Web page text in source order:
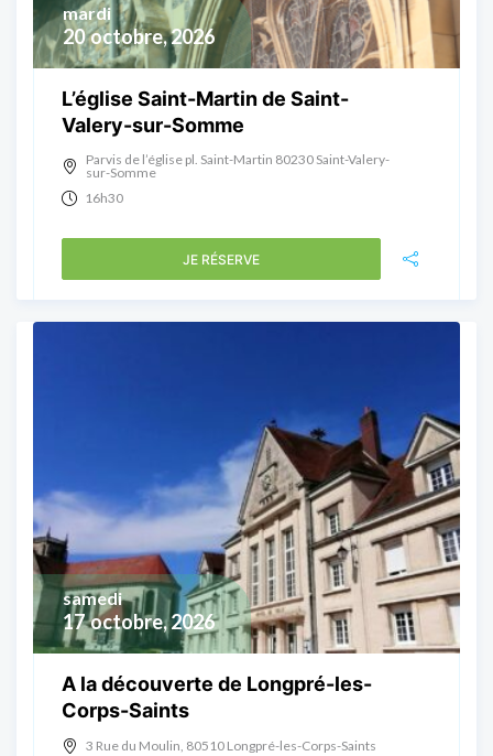
20 octobre, 2026
mardi
L’église Saint-Martin de Saint-
Valery-sur-Somme
Parvis de l’église pl. Saint-Martin 80230 Saint-Valery-
sur-Somme
16h30
JE RÉSERVE
17 octobre, 2026
samedi
A la découverte de Longpré-les-
Corps-Saints
3 Rue du Moulin, 80510 Longpré-les-Corps-Saints